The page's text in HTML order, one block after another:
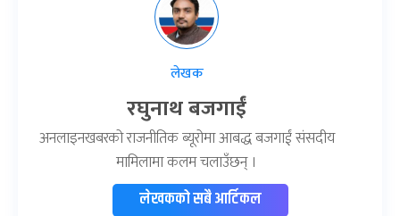
लेखक
रघुनाथ बजगाईं
अनलाइनखबरको राजनीतिक ब्यूरोमा आबद्ध बजगाईं संसदीय
मामिलामा कलम चलाउँछन् ।
लेखकको सबै आर्टिकल